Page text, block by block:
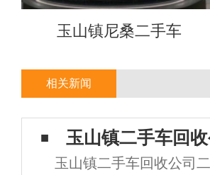
玉山镇尼桑二手车
相关新闻
玉山镇二手车回
玉山镇二手车回收公司